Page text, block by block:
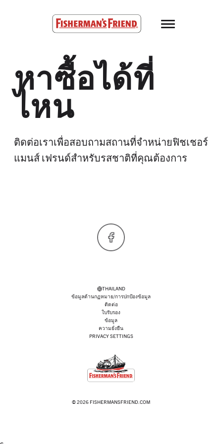
หาซื้อได้ที่
ไหน
ติดต่อเราเพื่อสอบถามสถานที่จำหน่ายฟิชเชอร์
แมนส์ เฟรนด์สำหรับรสชาติที่คุณต้องการ
THAILAND
ข้อมูลด้านกฏหมาย/การปกป้องข้อมูล
ติดต่อ
ใบรับรอง
ข้อมูล
ความยั่งยืน
PRIVACY SETTINGS
© 2026 FISHERMANSFRIEND.COM